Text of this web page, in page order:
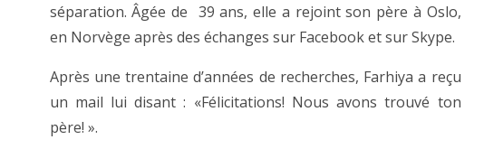
séparation. Âgée de 39 ans, elle a rejoint son père à Oslo,
en Norvège après des échanges sur Facebook et sur Skype.
Après une trentaine d’années de recherches, Farhiya a reçu
un mail lui disant : «Félicitations! Nous avons trouvé ton
père! ».